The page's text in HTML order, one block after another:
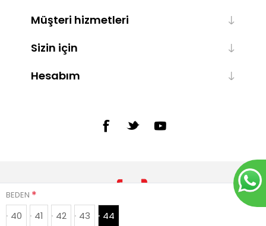
BEDEN *
40 41 42 43 44
Müşteri hizmetleri
Sizin için
Hesabım